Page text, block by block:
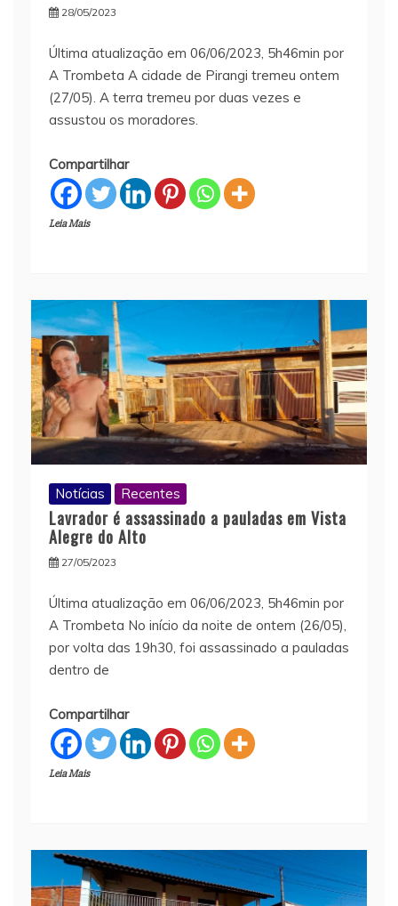
28/05/2023
Última atualização em 06/06/2023, 5h46min por
A Trombeta A cidade de Pirangi tremeu ontem
(27/05). A terra tremeu por duas vezes e
assustou os moradores.
Compartilhar
Leia Mais
Notícias Recentes
Lavrador é assassinado a pauladas em Vista
Alegre do Alto
27/05/2023
Última atualização em 06/06/2023, 5h46min por
A Trombeta No início da noite de ontem (26/05),
por volta das 19h30, foi assassinado a pauladas
dentro de
Compartilhar
Leia Mais